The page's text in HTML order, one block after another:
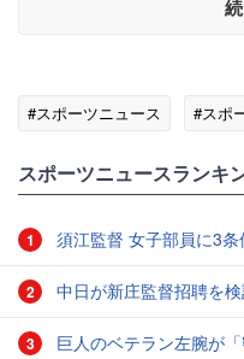
#スポーツニュース #スポ
スポーツニュースランキ
1 須江監督 女子部員に3条
2 中日が新庄監督招聘を
3 巨人のベテラン左腕が